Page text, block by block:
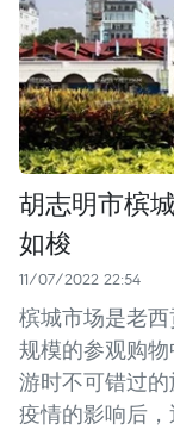
胡志明市槟
如梭
11/07/2022 22:54
槟城市场是老
规模的参观购
游时不可错过
疫情的影响后